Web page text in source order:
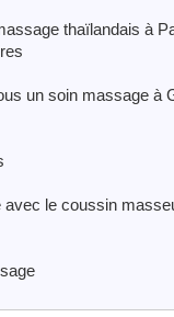
thaïlandais à
un soin massage à
le coussin